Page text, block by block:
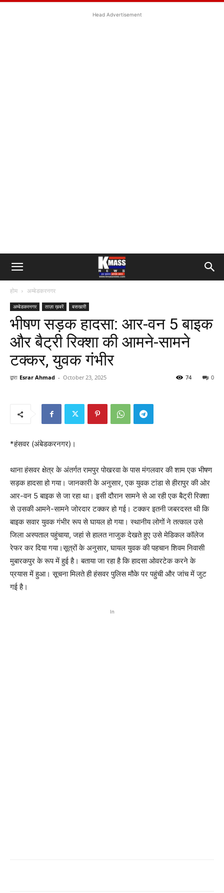
Head Advertisement
होम अम्बेडकरनगर
अम्बेडकरनगर ताज़ा ख़बरें बसखारी
भीषण सड़क हादसा: आर-वन 5 बाइक
और बैट्री रिक्शा की आमने-सामने
टक्कर, युवक गंभीर
द्वारा Esrar Ahmad - October 23, 2025 0
74
*हंसवर (अंबेडकरनगर)।
थाना हंसवर क्षेत्र के अंतर्गत रामपुर पोखरवा के पास मंगलवार की शाम एक भीषण
सड़क हादसा हो गया। जानकारी के अनुसार, एक युवक टांडा से हीरापुर की ओर
आर-वन 5 बाइक से जा रहा था। इसी दौरान सामने से आ रही एक बैट्री रिक्शा
से उसकी आमने-सामने जोरदार टक्कर हो गई। टक्कर इतनी जबरदस्त थी कि
बाइक सवार युवक गंभीर रूप से घायल हो गया। स्थानीय लोगों ने तत्काल उसे
जिला अस्पताल पहुंचाया, जहां से हालत नाजुक देखते हुए उसे मेडिकल कॉलेज
रेफर कर दिया गया।सूत्रों के अनुसार, घायल युवक की पहचान शिवम निवासी
मुबारकपुर के रूप में हुई है। बताया जा रहा है कि हादसा ओवरटेक करने के
प्रयास में हुआ। सूचना मिलते ही हंसवर पुलिस मौके पर पहुंची और जांच में जुट
गई है।
In